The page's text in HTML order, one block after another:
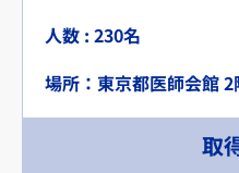
人数 : 230名
場所：東京都医師会館 2
取